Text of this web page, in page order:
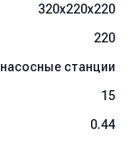
320x220x220
220
станции
15
0.44